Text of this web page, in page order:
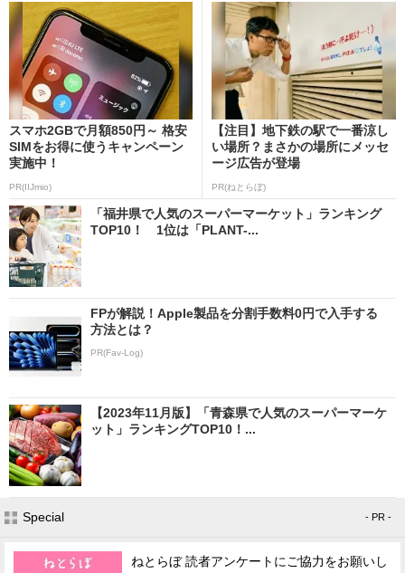
スマホ2GBで月額850円～ 格安
SIMをお得に使うキャンペーン
実施中！
PR(IIJmio)
【注目】地下鉄の駅で一番涼し
い場所？まさかの場所にメッセ
ージ広告が登場
PR(ねとらぼ)
「福井県で人気のスーパーマーケット」ランキング
TOP10！ 1位は「PLANT-...
FPが解説！Apple製品を分割手数料0円で入手する
方法とは？
PR(Fav-Log)
【2023年11月版】「青森県で人気のスーパーマーケ
ット」ランキングTOP10！...
Special - PR -
ねとらぼ 読者アンケートにご協力をお願いし